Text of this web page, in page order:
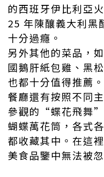
的西班牙伊比利亞
25 年陳釀義大利黑
十分過癮。
另外其他的菜品，
國鵝肝紙包雞、黑
也都十分值得推薦。
餐廳還有按照不同
參觀的“蝶花飛舞”
蝴蝶萬花筒，各式
都收藏其中。在這
美食品鑒中無法被